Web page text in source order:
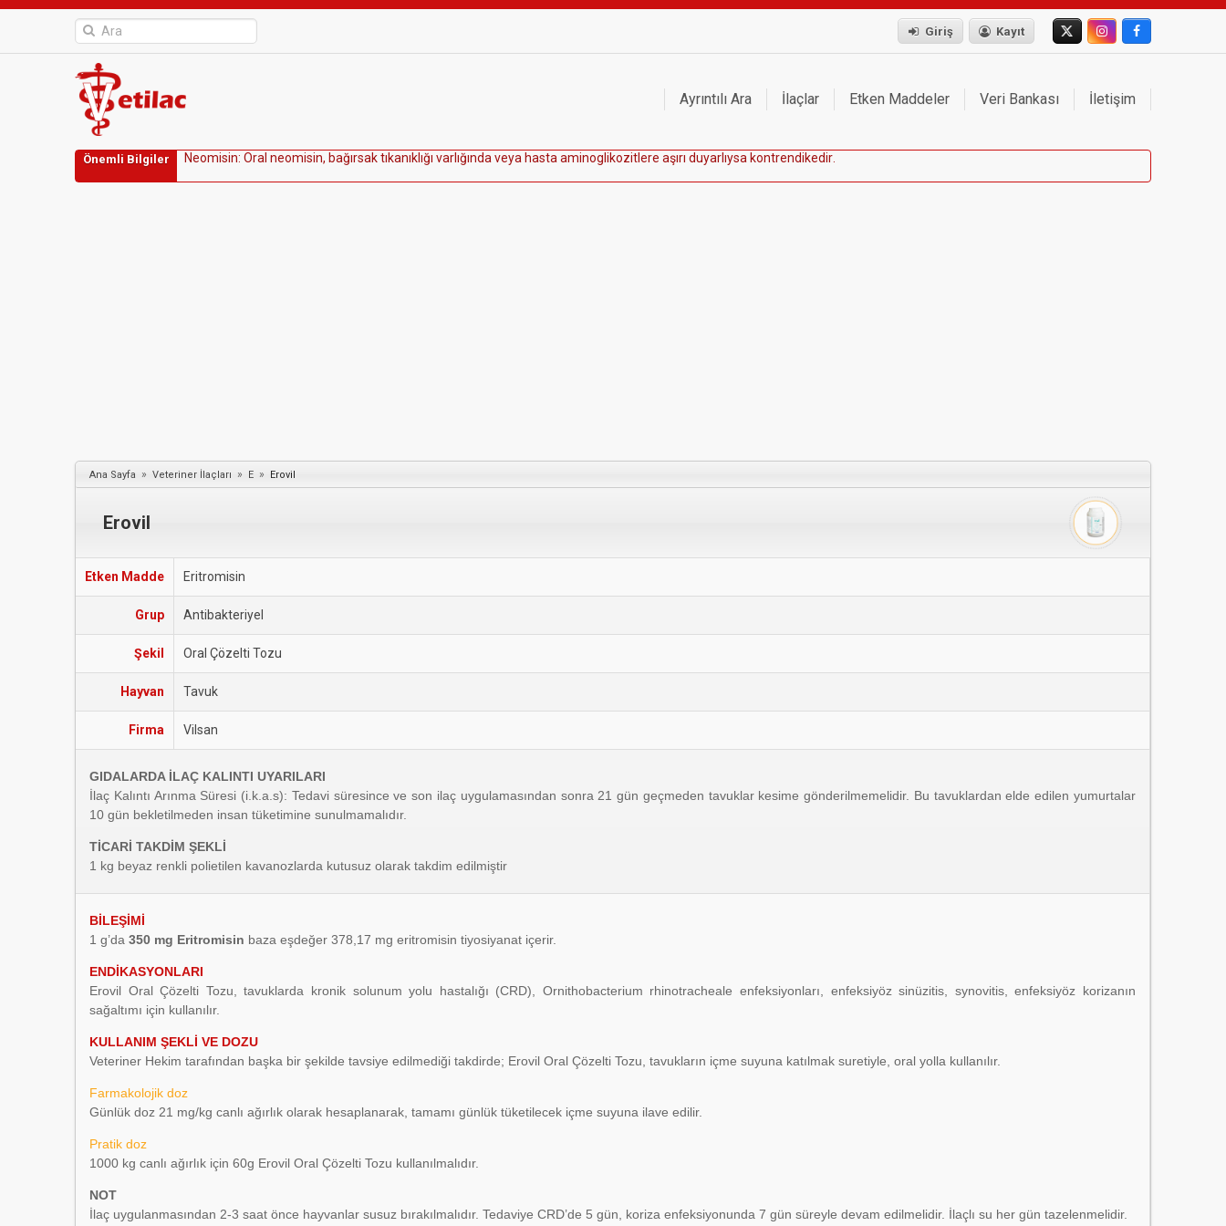
Giriş Kayıt
Ayrıntılı Ara İlaçlar Etken Maddeler Veri Bankası İletişim
Önemli Bilgiler Neomisin: Ora neomisin, bağırsaktıkanıkığı varığında veya hasta aminog ikozitere aşırı duyarıysa kontrendikedir
Ana Sayfa » Veteriner İlaçları » E » Erovil
Erovil
Etken Madde Eritromisin
Grup Antibakteriyel
Şekil Oral Çözelti Tozu
Hayvan Tavuk
Firma Vilsan
GIDALARDA İLAÇ KALINTI UYARILARI
İlaç Kalıntı Arınma Süresi (i.k.a.s): Tedavi süresince ve son ilaç uygulamasından sonra 21 gün geçmeden tavuklar kesime gönderilmemelidir. Bu tavuklardan elde edilen yumurtalar
10 gün bekletilmeden insan tüketimine sunulmamalıdır.
TİCARİ TAKDİM ŞEKLİ
1 kg beyaz renkli polietilen kavanozlarda kutusuz olarak takdim edilmiştir
BİLEŞİMİ
1 g’da 350 mg Eritromisin baza eşdeğer 378,17 mg eritromisin tiyosiyanat içerir.
ENDİKASYONLARI
Erovil Oral Çözelti Tozu, tavuklarda kronik solunum yolu hastalığı (CRD), Ornithobacterium rhinotracheale enfeksiyonları, enfeksiyöz sinüzitis, synovitis, enfeksiyöz korizanın
sağaltımı için kullanılır.
KULLANIM ŞEKLİ VE DOZU
Veteriner Hekim tarafından başka bir şekilde tavsiye edilmediği takdirde; Erovil Oral Çözelti Tozu, tavukların içme suyuna katılmak suretiyle, oral yolla kullanılır.
Farmakolojik doz
Günlük doz 21 mg/kg canlı ağırlık olarak hesaplanarak, tamamı günlük tüketilecek içme suyuna ilave edilir.
Pratik doz
1000 kg canlı ağırlık için 60g Erovil Oral Çözelti Tozu kullanılmalıdır.
NOT
İlaç uygulanmasından 2-3 saat önce hayvanlar susuz bırakılmalıdır. Tedaviye CRD’de 5 gün, koriza enfeksiyonunda 7 gün süreyle devam edilmelidir. İlaçlı su her gün tazelenmelidir.